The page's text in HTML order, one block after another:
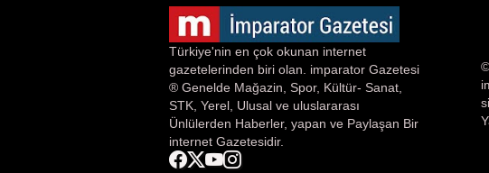
Türkiye'nin en çok okunan internet
gazetelerinden biri olan. imparator Gazetesi
® Genelde Mağazin, Spor, Kültür- Sanat,
STK, Yerel, Ulusal ve uluslararası
Ünlülerden Haberler, yapan ve Paylaşan Bir
internet Gazetesidir.